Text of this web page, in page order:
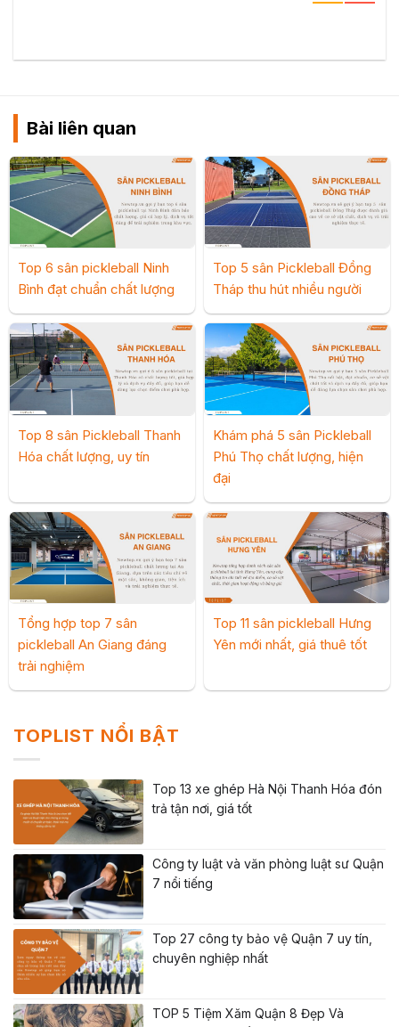
TOPLIST NỔI BẬT
Top 13 xe ghép Hà Nội Thanh Hóa đón
trả tận nơi, giá tốt
Công ty luật và văn phòng luật sư Quận
7 nổi tiếng
Top 27 công ty bảo vệ Quận 7 uy tín,
chuyên nghiệp nhất
TOP 5 Tiệm Xăm Quận 8 Đẹp Và
Bài liên quan
Top 6 sân pickleball Ninh
Bình đạt chuẩn chất lượng
Top 5 sân Pickleball Đồng
Tháp thu hút nhiều người
Top 8 sân Pickleball Thanh
Hóa chất lượng, uy tín
Khám phá 5 sân Pickleball
Phú Thọ chất lượng, hiện
đại
Tổng hợp top 7 sân
pickleball An Giang đáng
trải nghiệm
Top 11 sân pickleball Hưng
Yên mới nhất, giá thuê tốt